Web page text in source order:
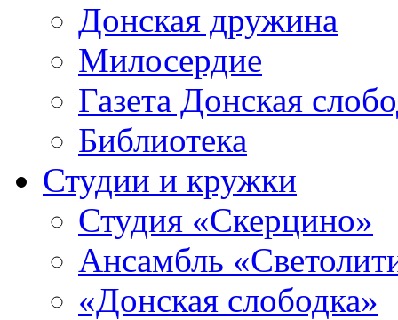
Донская дружина
Милосердие
Газета Донская
Библиотека
Студии и кружки
Студия «Скерцино»
Ансамбль
«Донская слободка»